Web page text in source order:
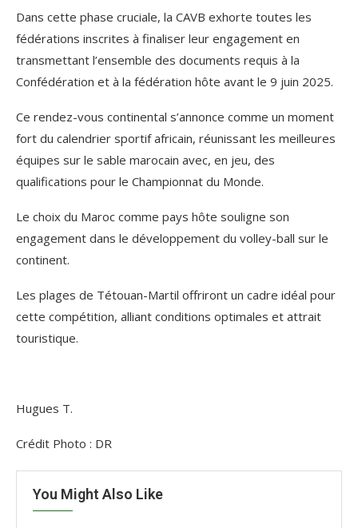
Dans cette phase cruciale, la CAVB exhorte toutes les
fédérations inscrites à finaliser leur engagement en
transmettant l’ensemble des documents requis à la
Confédération et à la fédération hôte avant le 9 juin 2025.
Ce rendez-vous continental s’annonce comme un moment
fort du calendrier sportif africain, réunissant les meilleures
équipes sur le sable marocain avec, en jeu, des
qualifications pour le Championnat du Monde.
Le choix du Maroc comme pays hôte souligne son
engagement dans le développement du volley-ball sur le
continent.
Les plages de Tétouan-Martil offriront un cadre idéal pour
cette compétition, alliant conditions optimales et attrait
touristique.
Hugues T.
Crédit Photo : DR
You Might Also Like